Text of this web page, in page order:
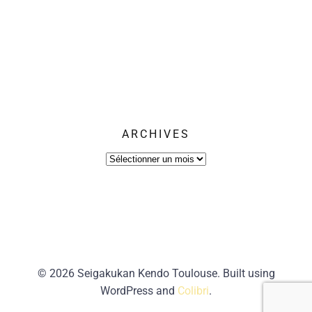
ARCHIVES
Archives
© 2026 Seigakukan Kendo Toulouse. Built using
WordPress and Colibri.